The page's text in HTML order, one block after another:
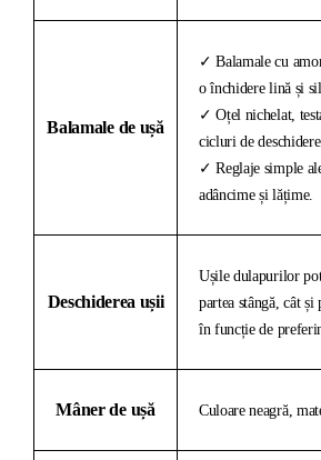
Balamale de ușă
✓ Balamale cu
o închidere lină și
✓ Oțel nichelat,
cicluri de deschidere.
✓ Reglaje simple
adâncime și lățime.
Deschiderea ușii
Ușile dulapurilor
partea stângă, cât și
în funcție de
Mâner de ușă Culoare neagră,